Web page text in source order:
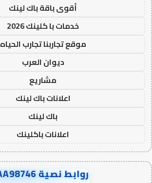
أقوى باقة باك لينك
خدمات با كلينك 2026
موقع تجاربنا تجارب الحياه
ديوان العرب
مشاريع
اعلانات باك لينك
باك لينك
اعلانات باكلينك
روابط نصية AA98746